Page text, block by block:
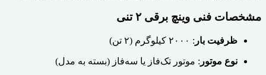
مشخصات فنی وینچ برقی ۲ تنی
ظرفیت بار : ۲۰۰۰ کیلوگرم (۲ تن)
نوع موتور : موتور تک‌فاز یا سه‌فاز (بسته به مدل)